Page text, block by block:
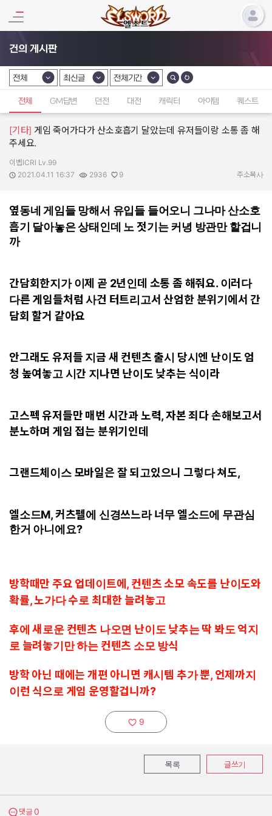
건의 게시판
카테고리 선택
전체
카테고리 선택
최신글
카테고리 선택
전체기간
전체 GM답변 던전 대전 캐릭터 아이템 퀘스트
[기타] 게임 죽어가다가 산소호흡기 달았는데 유저들이랑 소통 좀 해
주세요.
작성자:
이벱lCRl Lv.99
작성일:
2021.04.11 16:37
조회수:
2936
추천수:
9 주소복사
옆동네 게임들 망해서 유입들 들어오니 그나마 산소호
흡기 달아놓은 상태인데 노 젓기는 커녕 방관만 할겁니
까
간담회한지가 이제 곧 2년인데 소통 좀 해줘요. 이러다
다른 게임들처럼 사건 터트리고서 산엄한 분위기에서 간
담회 할거 같아요
안그래도 유저들 지금 새 컨텐츠 출시 당시엔 난이도 엄
청 높여놓고 시간 지나면 난이도 낮추는 식이라
고스펙 유저들만 매번 시간과 노력, 자본 죄다 손해보고서
분노하며 게임 접는 분위기인데
그랜드체이스 모바일은 잘 되고있으니 그렇다 쳐도,
엘소드M, 커츠펠에 신경쓰느라 너무 엘소드에 무관심
한거 아니에요?
방학때만 주요 업데이트에, 컨텐츠 소모 속도를 난이도와
확률, 노가다 수로 최대한 늘려놓고
후에 새로운 컨텐츠 나오면 난이도 낮추는 딱 봐도 억지
로 늘려놓기만 하는 컨텐츠 소모 방식
방학 아닌 때에는 개편 아니면 캐시템 추가 뿐, 언제까지
이런 식으로 게임 운영할겁니까?
추천하기:
9
목록 글쓰기
댓글 보기
댓글 0